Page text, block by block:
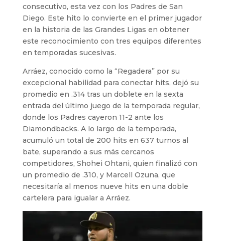
consecutivo, esta vez con los Padres de San
Diego. Este hito lo convierte en el primer jugador
en la historia de las Grandes Ligas en obtener
este reconocimiento con tres equipos diferentes
en temporadas sucesivas.
Arráez, conocido como la “Regadera” por su
excepcional habilidad para conectar hits, dejó su
promedio en .314 tras un doblete en la sexta
entrada del último juego de la temporada regular,
donde los Padres cayeron 11-2 ante los
Diamondbacks. A lo largo de la temporada,
acumuló un total de 200 hits en 637 turnos al
bate, superando a sus más cercanos
competidores, Shohei Ohtani, quien finalizó con
un promedio de .310, y Marcell Ozuna, que
necesitaría al menos nueve hits en una doble
cartelera para igualar a Arráez.